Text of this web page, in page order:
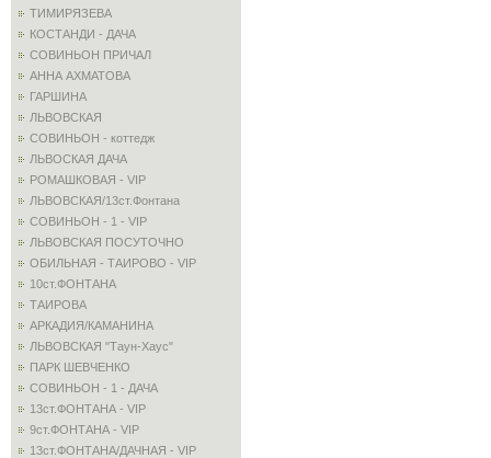
ТИМИРЯЗЕВА
КОСТАНДИ - ДАЧА
СОВИНЬОН ПРИЧАЛ
АННА АХМАТОВА
ГАРШИНА
ЛЬВОВСКАЯ
СОВИНЬОН - коттедж
ЛЬВОСКАЯ ДАЧА
РОМАШКОВАЯ - VIP
ЛЬВОВСКАЯ/13ст.Фонтана
СОВИНЬОН - 1 - VIP
ЛЬВОВСКАЯ ПОСУТОЧНО
ОБИЛЬНАЯ - ТАИРОВО - VIP
10ст.ФОНТАНА
ТАИРОВА
АРКАДИЯ/КАМАНИНА
ЛЬВОВСКАЯ "Таун-Хаус"
ПАРК ШЕВЧЕНКО
СОВИНЬОН - 1 - ДАЧА
13ст.ФОНТАНА - VIP
9ст.ФОНТАНА - VIP
13ст.ФОНТАНА/ДАЧНАЯ - VIP